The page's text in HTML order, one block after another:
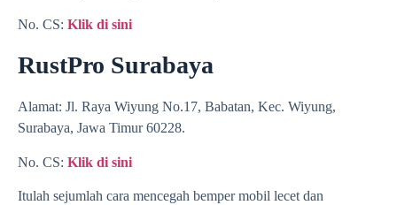
No. CS: Klik di sini
RustPro Surabaya
Alamat: Jl. Raya Wiyung No.17, Babatan, Kec. Wiyung,
Surabaya, Jawa Timur 60228.
No. CS: Klik di sini
Itulah sejumlah cara mencegah bemper mobil lecet dan